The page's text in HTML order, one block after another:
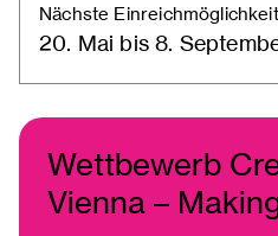
Nächste Einreichmöglichkeit
20. Mai bis 8.
Wettbewerb
Vienna –